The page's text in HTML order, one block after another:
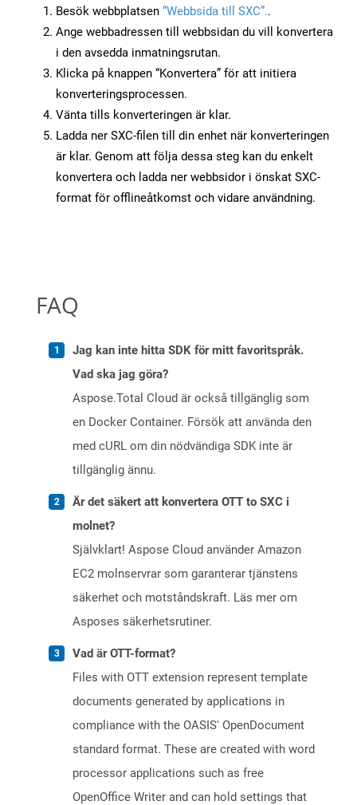
Besök webbplatsen “Webbsida till SXC”..
Ange webbadressen till webbsidan du vill konvertera
i den avsedda inmatningsrutan.
Klicka på knappen “Konvertera” för att initiera
konverteringsprocessen.
Vänta tills konverteringen är klar.
Ladda ner SXC-filen till din enhet när konverteringen
är klar. Genom att följa dessa steg kan du enkelt
konvertera och ladda ner webbsidor i önskat SXC-
format för offlineåtkomst och vidare användning.
FAQ
Jag kan inte hitta SDK för mitt favoritspråk.
Vad ska jag göra?
Aspose.Total Cloud är också tillgänglig som
en Docker Container. Försök att använda den
med cURL om din nödvändiga SDK inte är
tillgänglig ännu.
Är det säkert att konvertera OTT to SXC i
molnet?
Självklart! Aspose Cloud använder Amazon
EC2 molnservrar som garanterar tjänstens
säkerhet och motståndskraft. Läs mer om
Asposes säkerhetsrutiner.
Vad är OTT-format?
Files with OTT extension represent template
documents generated by applications in
compliance with the OASIS' OpenDocument
standard format. These are created with word
processor applications such as free
OpenOffice Writer and can hold settings that